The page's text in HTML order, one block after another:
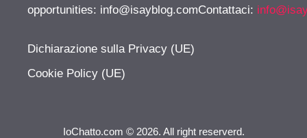
opportunities: info@isayblog.comContattaci:
Dichiarazione sulla Privacy (UE)
Cookie Policy (UE)
IoChatto.com © 2026. All right reserverd.